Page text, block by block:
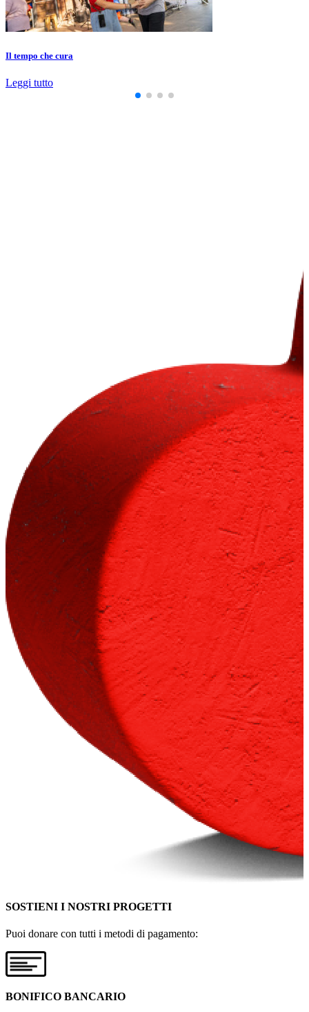
Il tempo che cura
Leggi tutto
SOSTIENI I NOSTRI PROGETTI
Puoi donare con tutti i metodi di pagamento:
BONIFICO BANCARIO